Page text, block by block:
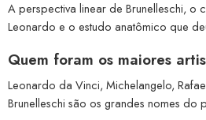
A perspectiva linear de Brunelleschi, o
Leonardo e o estudo anatômico que
Quem foram os maiores
Leonardo da Vinci, Michelangelo,
Brunelleschi são os grandes nomes do